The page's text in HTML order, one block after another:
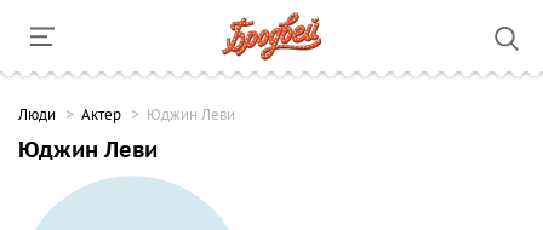
Люди Актер Юджин Леви
Юджин Леви